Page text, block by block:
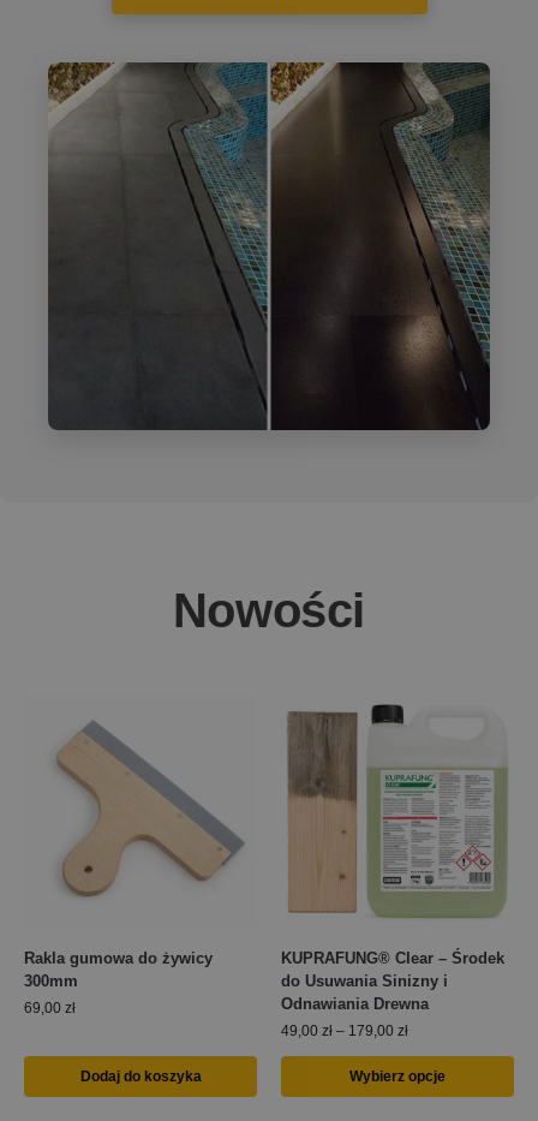
Nowości
Rakla gumowa do żywicy
300mm
69,00 zł
Dodaj do koszyka
KUPRAFUNG® Clear – Środek
do Usuwania Sinizny i
Odnawiania Drewna
49,00 zł – 179,00 zł
Wybierz opcje